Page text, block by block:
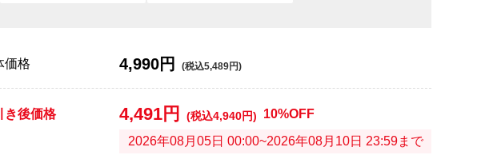
価格 4,990円 (税込5,489円)
き後価格 4,491円 (税込4,940円) 10%OFF
2026年08月05日 00:00~2026年08月10日 23:59まで